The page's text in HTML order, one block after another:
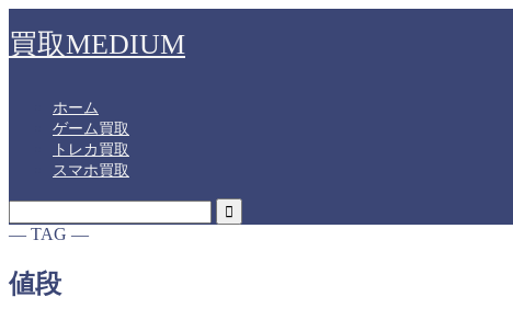
買取MEDIUM
ホーム
ゲーム買取
トレカ買取
スマホ買取
― TAG ―
値段